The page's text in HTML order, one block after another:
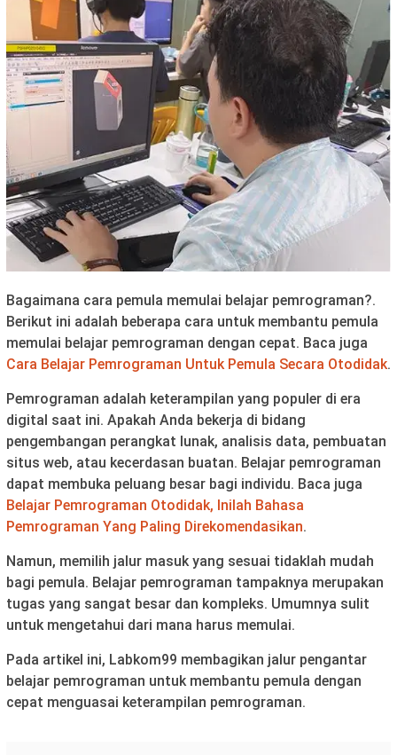
Bagaimana cara pemula memulai belajar pemrograman?.
Berikut ini adalah beberapa cara untuk membantu pemula
memulai belajar pemrograman dengan cepat. Baca juga
Cara Belajar Pemrograman Untuk Pemula Secara Otodidak.
Pemrograman adalah keterampilan yang populer di era
digital saat ini. Apakah Anda bekerja di bidang
pengembangan perangkat lunak, analisis data, pembuatan
situs web, atau kecerdasan buatan. Belajar pemrograman
dapat membuka peluang besar bagi individu. Baca juga
Belajar Pemrograman Otodidak, Inilah Bahasa
Pemrograman Yang Paling Direkomendasikan.
Namun, memilih jalur masuk yang sesuai tidaklah mudah
bagi pemula. Belajar pemrograman tampaknya merupakan
tugas yang sangat besar dan kompleks. Umumnya sulit
untuk mengetahui dari mana harus memulai.
Pada artikel ini, Labkom99 membagikan jalur pengantar
belajar pemrograman untuk membantu pemula dengan
cepat menguasai keterampilan pemrograman.